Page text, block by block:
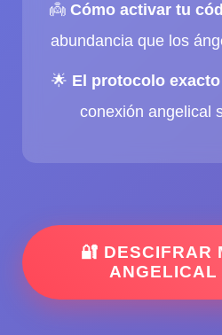
👼 Cómo activar tu
abundancia que los
🌟 El protocolo exacto
conexión angelical
🔐 DESCIFRAR
ANGELICAL